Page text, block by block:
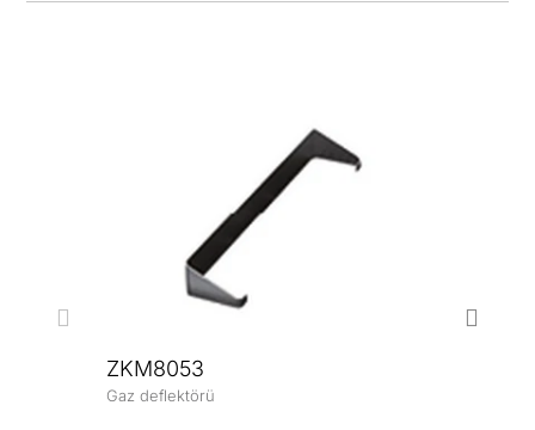
ZKM8053
Gaz deflektörü